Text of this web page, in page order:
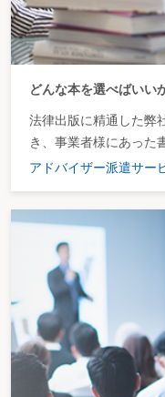
家族の個人情報も記載されて
合
被後見人の財産や病歴等の個
を求められた場合
場合
【居宅の管理・売却】
ゴミ屋敷化した被後見人の近
被後見人宅の管理が不十分で
被害が隣家に及ぶ可能性がある
被後見人と同居している家族
被後見人の自宅をバリアフリ
反対している場合
老朽化した被後見人の自宅に
が、被後見人が建替えを希望し
被後見人の自宅の老朽化が著
したいが、被後見人が聞き入れ
特別養護老人ホームに入所し
被後見人名義の自宅の売却に
生活費捻出のため、長期療養
戻れる可能性も残っている場合
被後見人の自宅としてアパー
【居宅以外の財産の管理】
どんな本を選べばいい
法律出版に精通した弊
き、事業者様にあった
アドバイザー派遣サー